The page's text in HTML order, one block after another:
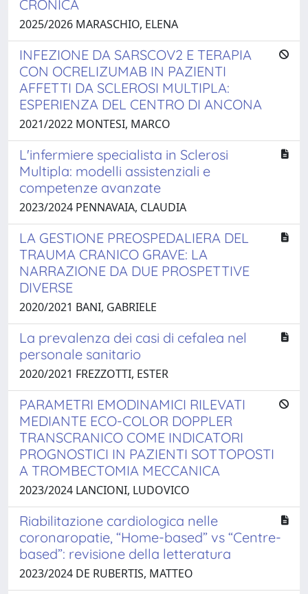
CRONICA
2025/2026 MARASCHIO, ELENA
INFEZIONE DA SARSCOV2 E TERAPIA
CON OCRELIZUMAB IN PAZIENTI
AFFETTI DA SCLEROSI MULTIPLA:
ESPERIENZA DEL CENTRO DI ANCONA
2021/2022 MONTESI, MARCO
L'infermiere specialista in Sclerosi
Multipla: modelli assistenziali e
competenze avanzate
2023/2024 PENNAVAIA, CLAUDIA
LA GESTIONE PREOSPEDALIERA DEL
TRAUMA CRANICO GRAVE: LA
NARRAZIONE DA DUE PROSPETTIVE
DIVERSE
2020/2021 BANI, GABRIELE
La prevalenza dei casi di cefalea nel
personale sanitario
2020/2021 FREZZOTTI, ESTER
PARAMETRI EMODINAMICI RILEVATI
MEDIANTE ECO-COLOR DOPPLER
TRANSCRANICO COME INDICATORI
PROGNOSTICI IN PAZIENTI SOTTOPOSTI
A TROMBECTOMIA MECCANICA
2023/2024 LANCIONI, LUDOVICO
Riabilitazione cardiologica nelle
coronaropatie, “Home-based” vs “Centre-
based”: revisione della letteratura
2023/2024 DE RUBERTIS, MATTEO